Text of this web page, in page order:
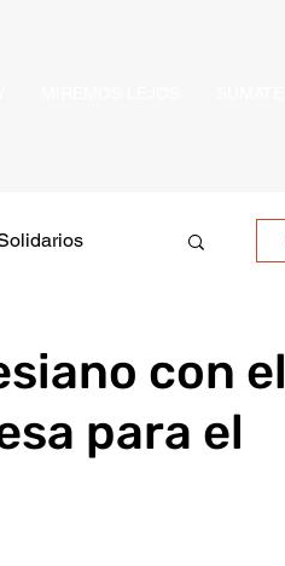
con el
para el